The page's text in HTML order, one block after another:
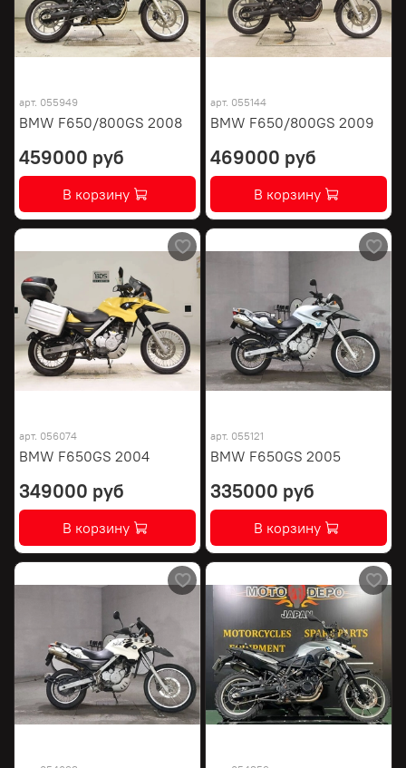
арт. 055949
BMW F650/800GS 2008
459000 руб
В корзину
арт. 055144
BMW F650/800GS 2009
469000 руб
В корзину
арт. 056074
BMW F650GS 2004
349000 руб
В корзину
арт. 055121
BMW F650GS 2005
335000 руб
В корзину